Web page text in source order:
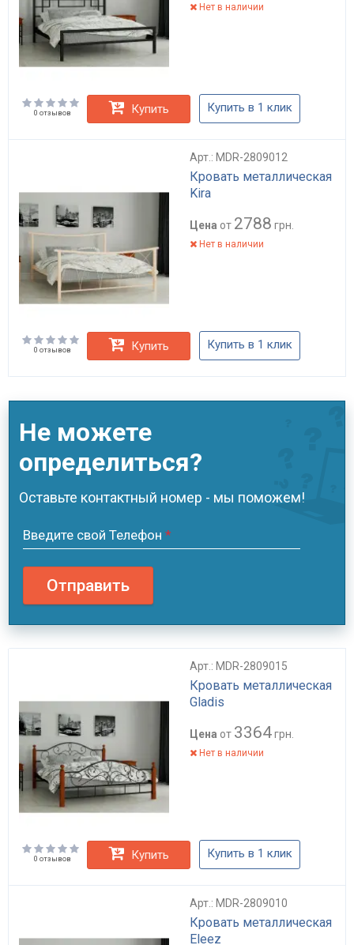
Нет в наличии
0 отзывов Купить Купить в 1 клик
Арт.: MDR-2809012
Кровать металлическая
Kira
Цена от 2788 грн.
Нет в наличии
0 отзывов Купить Купить в 1 клик
Не можете
определиться?
Оставьте контактный номер - мы поможем!
Введите свой Телефон *
Отправить
Арт.: MDR-2809015
Кровать металлическая
Gladis
Цена от 3364грн.
Нет в наличии
0 отзывов Купить Купить в 1 клик
Арт.: MDR-2809010
Кровать металлическая
Eleez